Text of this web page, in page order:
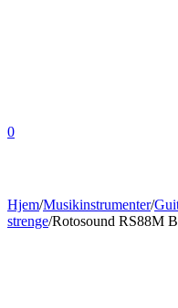
0
Hjem/Musikinstrumenter/
strenge/Rotosound RS88M